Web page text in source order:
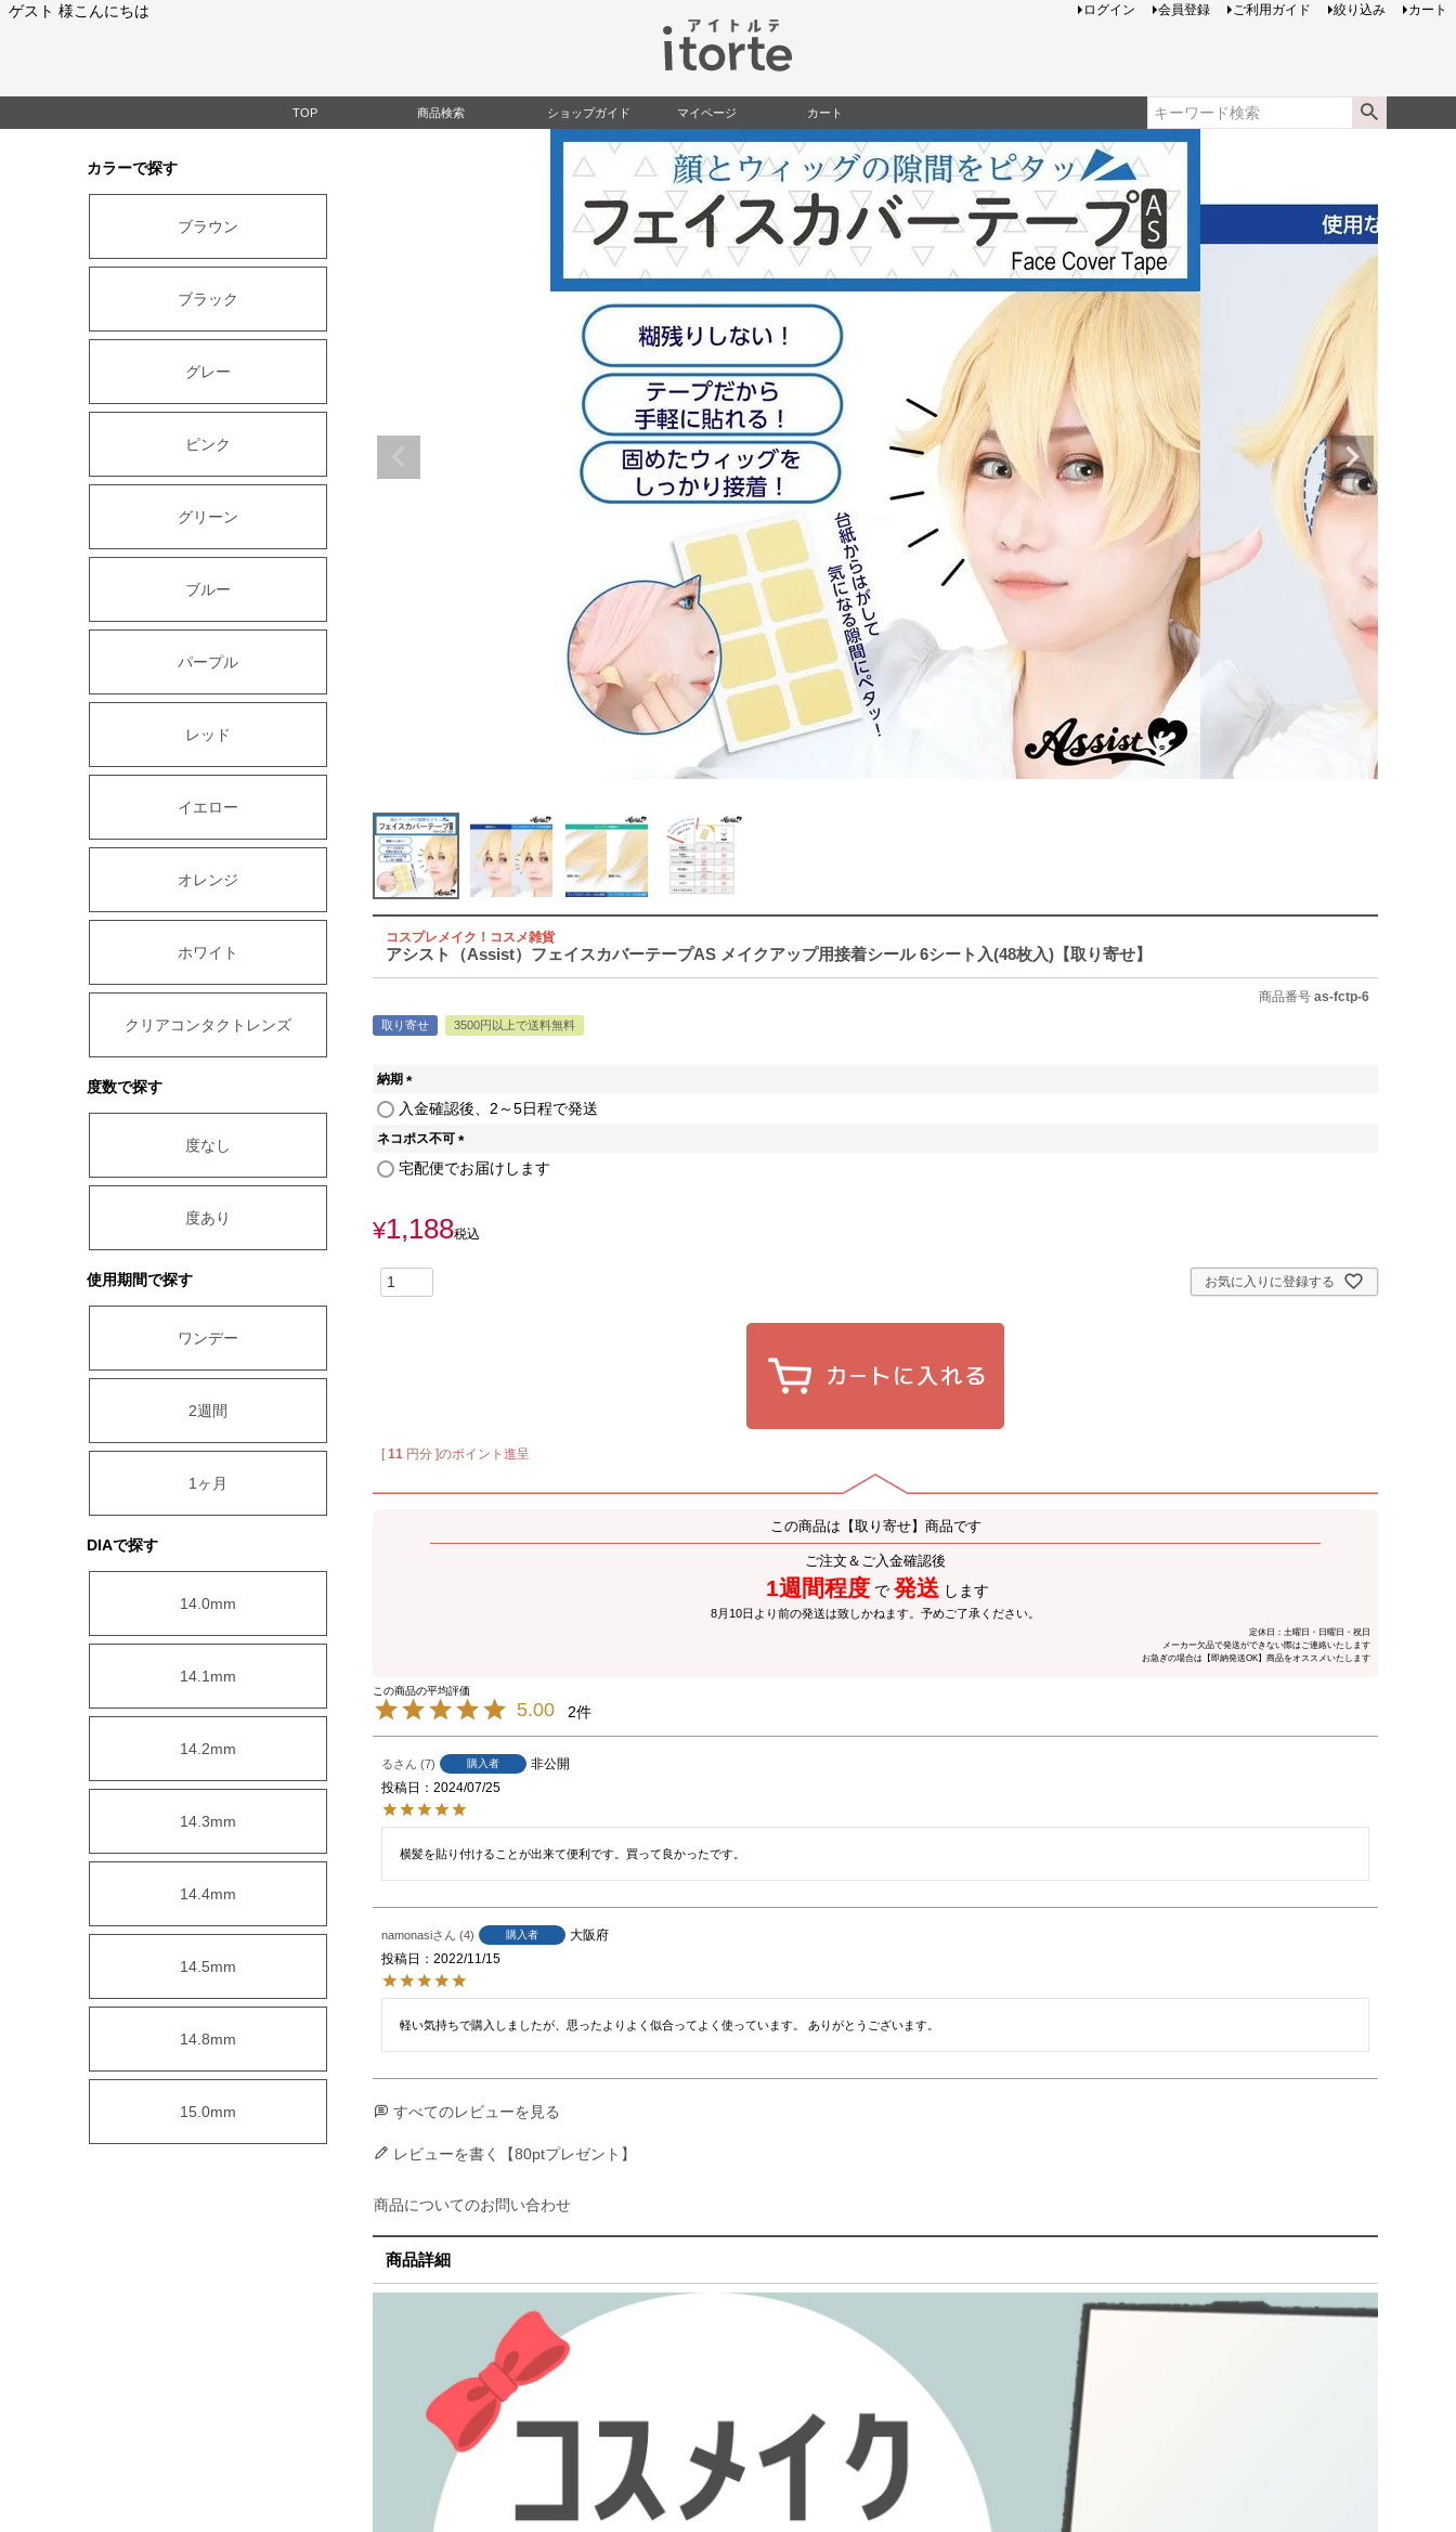
ゲスト 様こんにちは ログイン 会員登録 ご利用ガイド 絞り込み カート
TOP 商品検索 ショップガイド マイページ カート
検索
カラーで探す
ブラウン
ブラック
グレー
ピンク
グリーン
ブルー
パープル
レッド
イエロー
オレンジ
ホワイト
クリアコンタクトレンズ
度数で探す
度なし
度あり
使用期間で探す
ワンデー
2週間
1ヶ月
DIAで探す
14.0mm
14.1mm
14.2mm
14.3mm
14.4mm
14.5mm
14.8mm
15.0mm
コスプレメイク！コスメ雑貨
アシスト（Assist）フェイスカバーテープAS メイクアップ用接着シール 6シート入(48枚入)【取り寄せ】
商品番号 as-fctp-6
取り寄せ 3500円以上で送料無料
納期
(
須
)
入金確認後、2～5日程で発送
ネコポス不可
(
宅配便でお届けします
¥1,188税込
お気に入りに登録する
[11 円分 ]のポイント進呈
この商品は【取り寄せ】商品です
ご注文＆ご入金確認後
1週間程度 で 発送 します
8月10日より前の発送は致しかねます。予めご了承ください。
定休日：土曜日・日曜日・祝日
メーカー欠品で発送ができない際はご連絡いたします
お急ぎの場合は【即納発送OK】商品をオススメいたします
5.00 2
る 7 購入者
非公開
投稿日
2024/07/25
横髪を貼り付けることが出来て便利です。買って良かったです。
namonasi 4 購入者
大阪府
投稿日
2022/11/15
軽い気持ちで購入しましたが、思ったよりよく似合ってよく使っています。 ありがとうございます。
すべてのレビューを見る
レビューを書く【80ptプレゼント】
商品についてのお問い合わせ
商品詳細